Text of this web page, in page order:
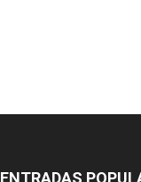
ENTRADAS